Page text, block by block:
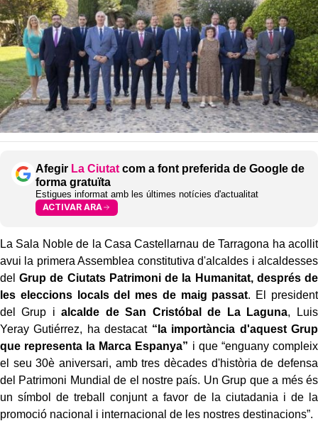
Afegir La Ciutat com a font preferida de Google de
forma gratuïta
Estigues informat amb les últimes notícies d'actualitat
ACTIVAR ARA
La Sala Noble de la Casa Castellarnau de Tarragona ha acollit
avui la primera Assemblea constitutiva d'alcaldes i alcaldesses
delGrup de Ciutats Patrimoni de la Humanitat, després de
les eleccions locals del mes de maig passat. El president
del Grup ialcalde de San Cristóbal de La Laguna, Luis
Yeray Gutiérrez, ha destacat “la importància d'aquest Grup
que representa la Marca Espanya” i que “enguany compleix
el seu 30è aniversari, amb tres dècades d'història de defensa
del Patrimoni Mundial de el nostre país. Un Grup que a més és
un símbol de treball conjunt a favor de la ciutadania i de la
promoció nacional i internacional de les nostres destinacions”.